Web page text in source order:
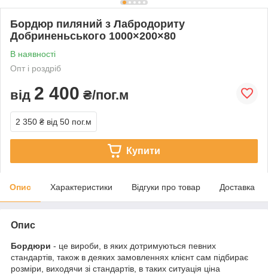
Бордюр пиляний з Лабродориту
Добриненьського 1000×200×80
В наявності
Опт і роздріб
від 2 400 ₴/пог.м
2 350 ₴ від 50 пог.м
Купити
Опис Характеристики Відгуки про товар Доставка
Опис
Бордюри - це вироби, в яких дотримуються певних
стандартів, також в деяких замовленнях клієнт сам підбирає
розміри, виходячи зі стандартів, в таких ситуація ціна